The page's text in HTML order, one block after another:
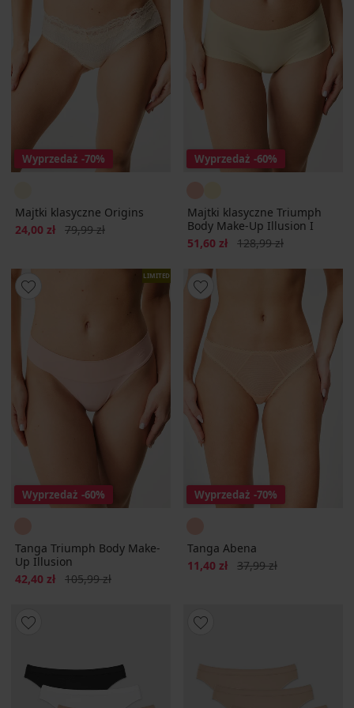
Wyprzedaż -70%
Majtki klasyczne Origins
Zniżka
24,00 zł Pierwotna cena
79,99 zł
Wyprzedaż -60%
Majtki klasyczne Triumph
Body Make-Up Illusion I
Zniżka
51,60 zł Pierwotna cena
128,99 zł
LIMITED
Wyprzedaż -60%
Tanga Triumph Body Make-
Up Illusion
Zniżka
42,40 zł Pierwotna cena
105,99 zł
Wyprzedaż -70%
Tanga Abena
Zniżka
11,40 zł Pierwotna cena
37,99 zł